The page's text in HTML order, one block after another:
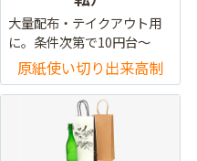
大量配布・テイクアウト用
に。条件次第で10円台～
原紙使い切り出来高制